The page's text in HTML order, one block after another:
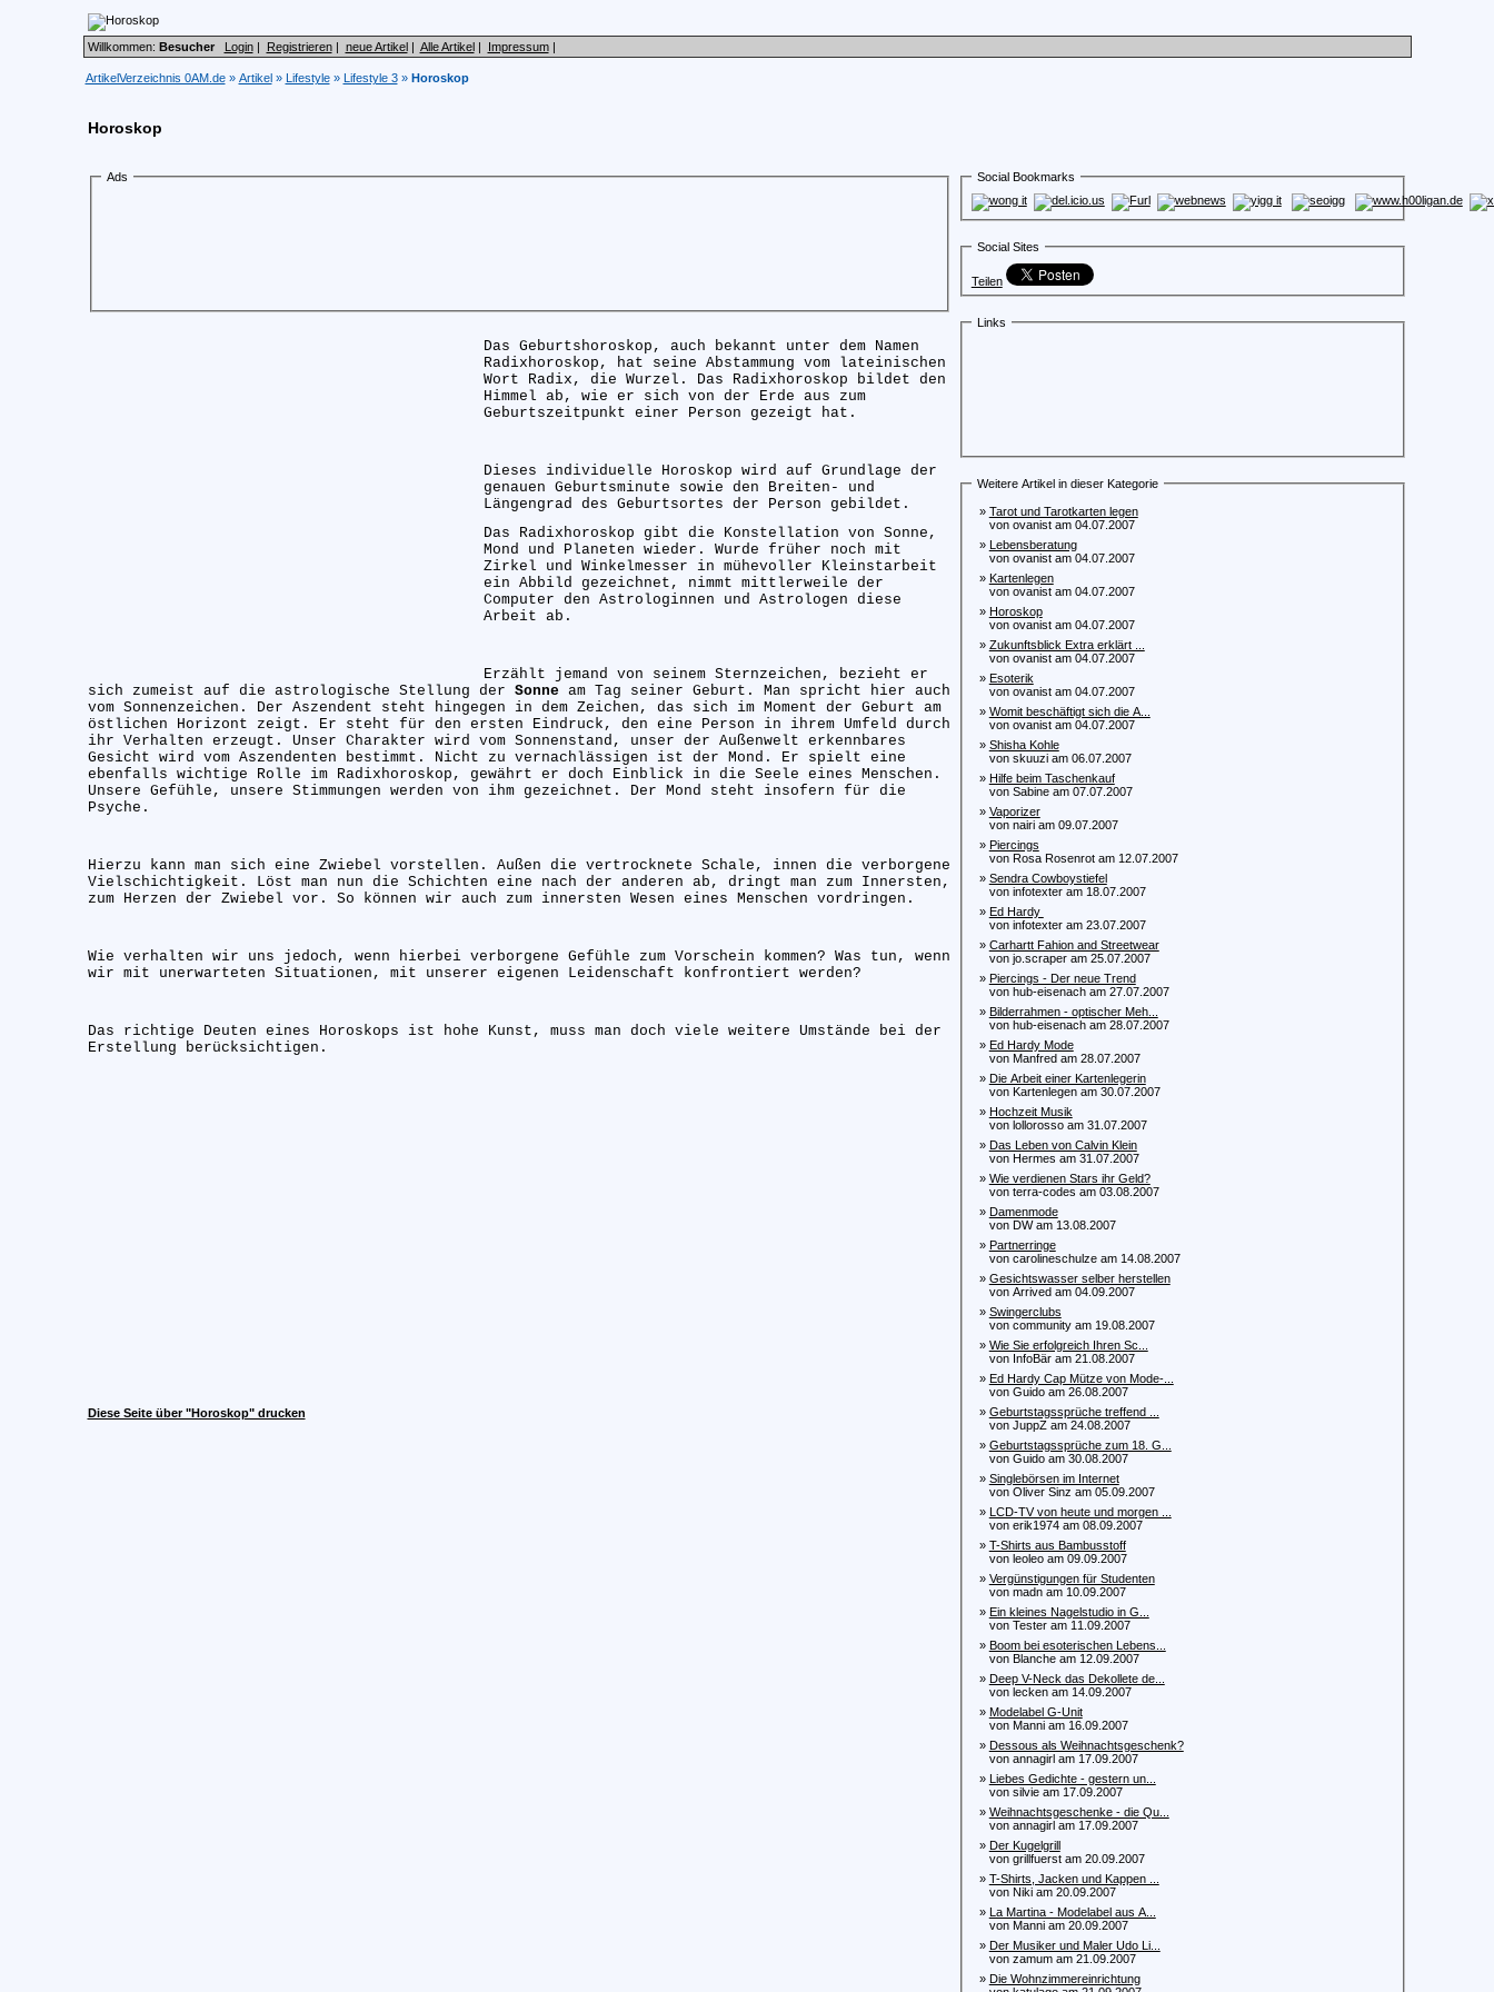
Willkommen: Besucher Login| Registrieren| neue Artikel| Alle Artikel| Impressum|
ArtikelVerzeichnis 0AM.de» Artikel» Lifestyle» Lifestyle 3» Horoskop
Horoskop
Ads
Das Geburtshoroskop, auch bekannt unter dem Namen
Radixhoroskop, hat seine Abstammung vom lateinischen
Wort Radix, die Wurzel. Das Radixhoroskop bildet den
Himmel ab, wie er sich von der Erde aus zum
Geburtszeitpunkt einer Person gezeigt hat.
Dieses individuelle Horoskop wird auf Grundlage der
genauen Geburtsminute sowie den Breiten- und
Längengrad des Geburtsortes der Person gebildet.
Das Radixhoroskop gibt die Konstellation von Sonne,
Mond und Planeten wieder. Wurde früher noch mit
Zirkel und Winkelmesser in mühevoller Kleinstarbeit
ein Abbild gezeichnet, nimmt mittlerweile der
Computer den Astrologinnen und Astrologen diese
Arbeit ab.
Erzählt jemand von seinem Sternzeichen, bezieht er
sich zumeist auf die astrologische Stellung der Sonneam Tag seiner Geburt. Man spricht hier auch
vom Sonnenzeichen. Der Aszendent steht hingegen in dem Zeichen, das sich im Moment der Geburt am
östlichen Horizont zeigt. Er steht für den ersten Eindruck, den eine Person in ihrem Umfeld durch
ihr Verhalten erzeugt. Unser Charakter wird vom Sonnenstand, unser der Außenwelt erkennbares
Gesicht wird vom Aszendenten bestimmt. Nicht zu vernachlässigen ist der Mond. Er spielt eine
ebenfalls wichtige Rolle im Radixhoroskop, gewährt er doch Einblick in die Seele eines Menschen.
Unsere Gefühle, unsere Stimmungen werden von ihm gezeichnet. Der Mond steht insofern für die
Psyche.
Hierzu kann man sich eine Zwiebel vorstellen. Außen die vertrocknete Schale, innen die verborgene
Vielschichtigkeit. Löst man nun die Schichten eine nach der anderen ab, dringt man zum Innersten,
zum Herzen der Zwiebel vor. So können wir auch zum innersten Wesen eines Menschen vordringen.
Wie verhalten wir uns jedoch, wenn hierbei verborgene Gefühle zum Vorschein kommen? Was tun, wenn
wir mit unerwarteten Situationen, mit unserer eigenen Leidenschaft konfrontiert werden?
Das richtige Deuten eines Horoskops ist hohe Kunst, muss man doch viele weitere Umstände bei der
Erstellung berücksichtigen.
Diese Seite über "Horoskop" drucken
Social Bookmarks
Social Sites
Teilen
Links
Weitere Artikel in dieser Kategorie
» Tarot und Tarotkarten legen
von ovanist am 04.07.2007
» Lebensberatung
von ovanist am 04.07.2007
» Kartenlegen
von ovanist am 04.07.2007
» Horoskop
von ovanist am 04.07.2007
» Zukunftsblick Extra erklärt ...
von ovanist am 04.07.2007
» Esoterik
von ovanist am 04.07.2007
» Womit beschäftigt sich die A...
von ovanist am 04.07.2007
» Shisha Kohle
von skuuzi am 06.07.2007
» Hilfe beim Taschenkauf
von Sabine am 07.07.2007
» Vaporizer
von nairi am 09.07.2007
» Piercings
von Rosa Rosenrot am 12.07.2007
» Sendra Cowboystiefel
von infotexter am 18.07.2007
» Ed Hardy
von infotexter am 23.07.2007
» Carhartt Fahion and Streetwear
von jo.scraper am 25.07.2007
» Piercings - Der neue Trend
von hub-eisenach am 27.07.2007
» Bilderrahmen - optischer Meh...
von hub-eisenach am 28.07.2007
» Ed Hardy Mode
von Manfred am 28.07.2007
» Die Arbeit einer Kartenlegerin
von Kartenlegen am 30.07.2007
» Hochzeit Musik
von lollorosso am 31.07.2007
» Das Leben von Calvin Klein
von Hermes am 31.07.2007
» Wie verdienen Stars ihr Geld?
von terra-codes am 03.08.2007
» Damenmode
von DW am 13.08.2007
» Partnerringe
von carolineschulze am 14.08.2007
» Gesichtswasser selber herstellen
von Arrived am 04.09.2007
» Swingerclubs
von community am 19.08.2007
» Wie Sie erfolgreich Ihren Sc...
von InfoBär am 21.08.2007
» Ed Hardy Cap Mütze von Mode-...
von Guido am 26.08.2007
» Geburtstagssprüche treffend ...
von JuppZ am 24.08.2007
» Geburtstagssprüche zum 18. G...
von Guido am 30.08.2007
» Singlebörsen im Internet
von Oliver Sinz am 05.09.2007
» LCD-TV von heute und morgen ...
von erik1974 am 08.09.2007
» T-Shirts aus Bambusstoff
von leoleo am 09.09.2007
» Vergünstigungen für Studenten
von madn am 10.09.2007
» Ein kleines Nagelstudio in G...
von Tester am 11.09.2007
» Boom bei esoterischen Lebens...
von Blanche am 12.09.2007
» Deep V-Neck das Dekollete de...
von lecken am 14.09.2007
» Modelabel G-Unit
von Manni am 16.09.2007
» Dessous als Weihnachtsgeschenk?
von annagirl am 17.09.2007
» Liebes Gedichte - gestern un...
von silvie am 17.09.2007
» Weihnachtsgeschenke - die Qu...
von annagirl am 17.09.2007
» Der Kugelgrill
von grillfuerst am 20.09.2007
» T-Shirts, Jacken und Kappen ...
von Niki am 20.09.2007
» La Martina - Modelabel aus A...
von Manni am 20.09.2007
» Der Musiker und Maler Udo Li...
von zamum am 21.09.2007
» Die Wohnzimmereinrichtung